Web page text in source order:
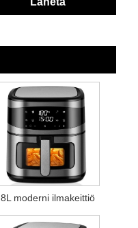
8L moderni ilmakeittiö